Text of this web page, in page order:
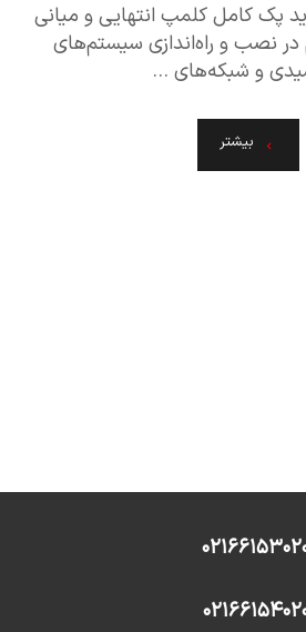
پک کامل کلمپ انتهایی و میانی
در نصب و راه‌اندازی سیستم‌های
و شبکه‌های ...
بیشتر